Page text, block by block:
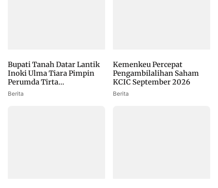
Bupati Tanah Datar Lantik
Inoki Ulma Tiara Pimpin
Perumda Tirta...
Berita
Kemenkeu Percepat
Pengambilalihan Saham
KCIC September 2026
Berita